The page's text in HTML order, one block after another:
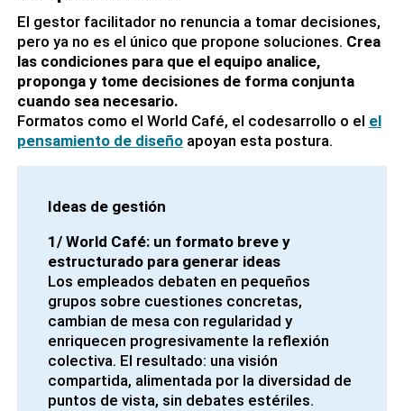
El gestor facilitador no renuncia a tomar decisiones,
pero ya no es el único que propone soluciones. Crea
las condiciones para que el equipo analice,
proponga y tome decisiones de forma conjunta
cuando sea necesario.
Formatos como el World Café, el codesarrollo o el el
pensamiento de diseñoapoyan esta postura.
Ideas de gestión
1/ World Café: un formato breve y
estructurado para generar ideas
Los empleados debaten en pequeños
grupos sobre cuestiones concretas,
cambian de mesa con regularidad y
enriquecen progresivamente la reflexión
colectiva. El resultado: una visión
compartida, alimentada por la diversidad de
puntos de vista, sin debates estériles.